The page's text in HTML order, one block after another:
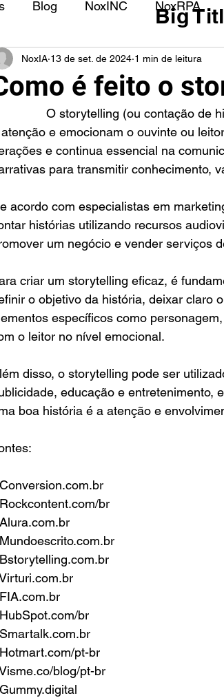
Blog NoxINC NoxRPA
é feito o
NoxIA 13 de set. de 2024 1 min de leitura
e emocionam o ouvinte ou
e continua essencial na
para transmitir conhecimento,
acordo com especialistas em
histórias utilizando recursos
um negócio e vender serviços
criar um storytelling eficaz, é
o objetivo da história, deixar claro
específicos como
o leitor no nível emocional.
disso, o storytelling pode ser
educação e entretenimento,
boa história é a atenção e
br
br
pt-br
blog/pt-br
Big